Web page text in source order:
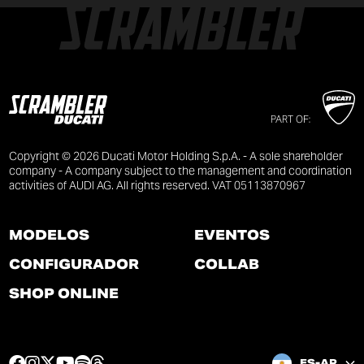
PART OF:
Copyright © 2026 Ducati Motor Holding S.p.A. - A sole shareholder
company - A company subject to the management and coordination
activities of AUDI AG. All rights reserved. VAT 05113870967
MODELOS
CONFIGURADOR
SHOP ONLINE
EVENTOS
COLLAB